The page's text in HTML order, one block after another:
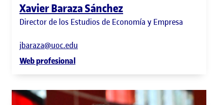
Xavier Baraza Sánchez
Director de los Estudios de Economía y Empresa
jbaraza@uoc.edu
Web profesional